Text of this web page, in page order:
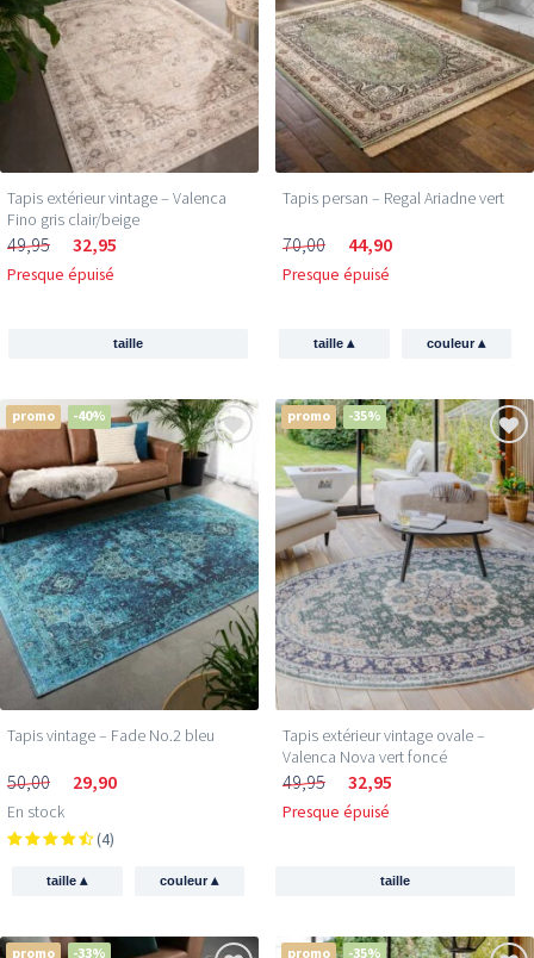
Tapis extérieur vintage – Valenca
Fino gris clair/beige
49,95 32,95
Presque épuisé
taille
Tapis persan – Regal Ariadne vert
70,00 44,90
Presque épuisé
taille▴ couleur▴
promo -40%
Tapis vintage – Fade No.2 bleu
50,00 29,90
En stock
(4)
taille▴ couleur▴
promo -35%
Tapis extérieur vintage ovale –
Valenca Nova vert foncé
49,95 32,95
Presque épuisé
taille
promo -33% promo -35%